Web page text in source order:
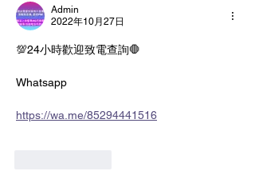
Admin
2022年10月27日
💯24小時歡迎致電查詢🛑
Whatsapp
https://wa.me/85294441516